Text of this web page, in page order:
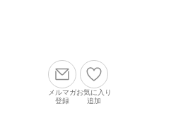
メルマガ
登録
お気に入り
追加